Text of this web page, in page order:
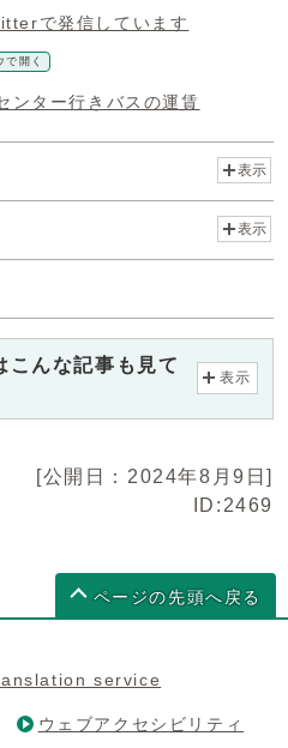
で発信しています
で開く
ンター行きバスの運賃
表示
表示
こんな記事も見て
表示
[公開日：2024年8月9日]
ID:2469
ページの先頭へ戻る
service
ウェブアクセシビリティ